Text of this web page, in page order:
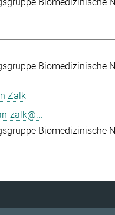
Biomedizinische
Zalk
zalk@...
Biomedizinische